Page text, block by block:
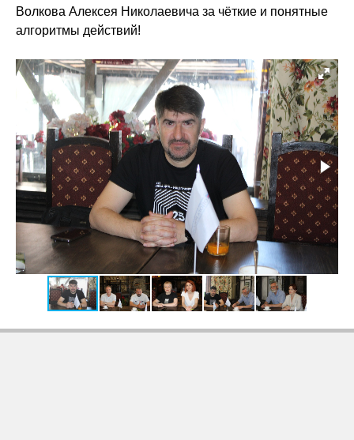
Волкова Алексея Николаевича за чёткие и понятные
алгоритмы действий!